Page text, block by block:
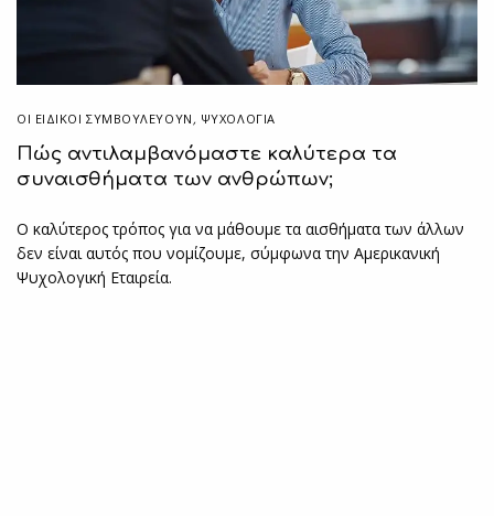
ΟΙ ΕΙΔΙΚΟΊ ΣΥΜΒΟΥΛΕΎΟΥΝ , ΨΥΧΟΛΟΓΙΑ
Πώς αντιλαμβανόμαστε καλύτερα τα
συναισθήματα των ανθρώπων;
Ο καλύτερος τρόπος για να μάθουμε τα αισθήματα των άλλων
δεν είναι αυτός που νομίζουμε, σύμφωνα την Αμερικανική
Ψυχολογική Εταιρεία.